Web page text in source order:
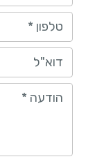
טלפון *
דוא"ל
הודעה *